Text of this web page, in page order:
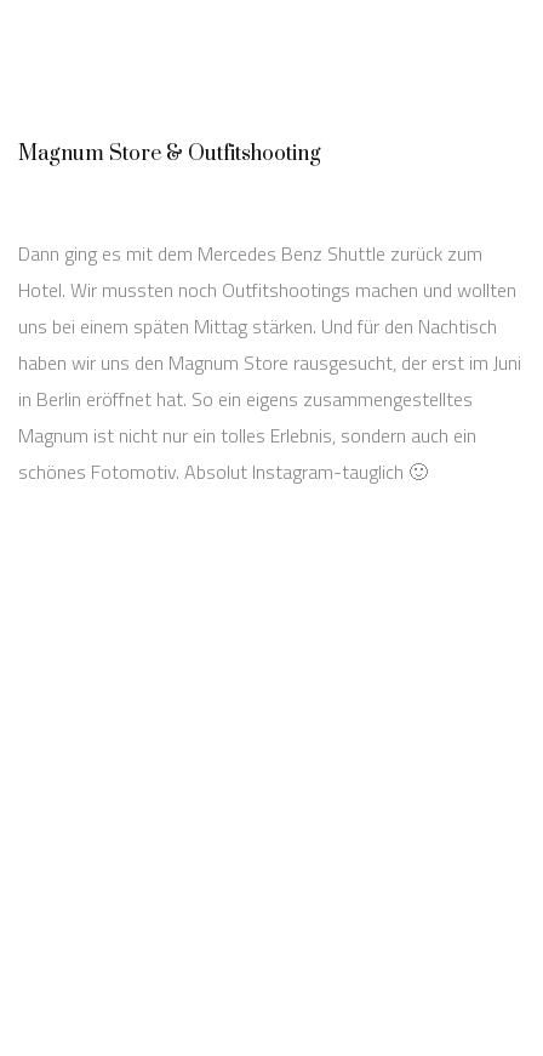
Magnum Store & Outfitshooting
Dann ging es mit dem Mercedes Benz Shuttle zurück zum
Hotel. Wir mussten noch Outfitshootings machen und wollten
uns bei einem späten Mittag stärken. Und für den Nachtisch
haben wir uns den Magnum Store rausgesucht, der erst im Juni
in Berlin eröffnet hat. So ein eigens zusammengestelltes
Magnum ist nicht nur ein tolles Erlebnis, sondern auch ein
schönes Fotomotiv. Absolut Instagram-tauglich 🙂